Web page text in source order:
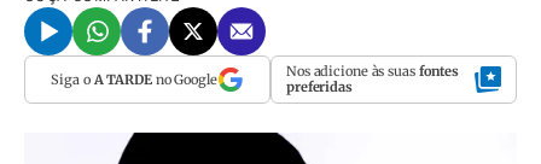
Siga o A TARDEno Google Nos adicione às suas fontes
preferidas